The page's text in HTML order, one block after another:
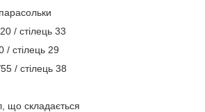
/ стілець 33
/ стілець 29
/ стілець 38
що складається